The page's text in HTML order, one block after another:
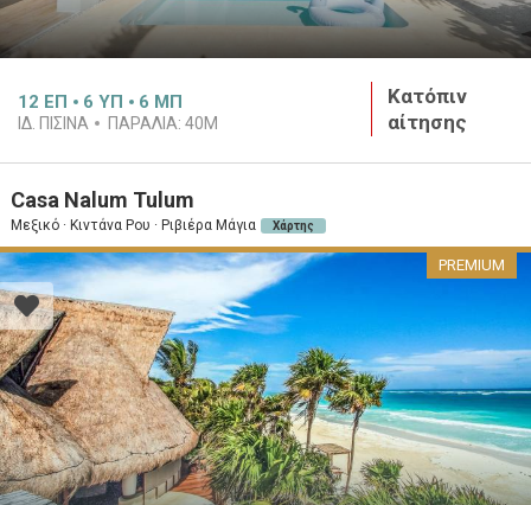
12 ΕΠ 6 ΥΠ 6 ΜΠ
ΙΔ. ΠΙΣΊΝΑ ΠΑΡΑΛΊΑ: 40M
Κατόπιν
αίτησης
Casa Nalum Tulum
Μεξικό · Κιντάνα Ρου · Ριβιέρα Μάγια Χάρτης
PREMIUM